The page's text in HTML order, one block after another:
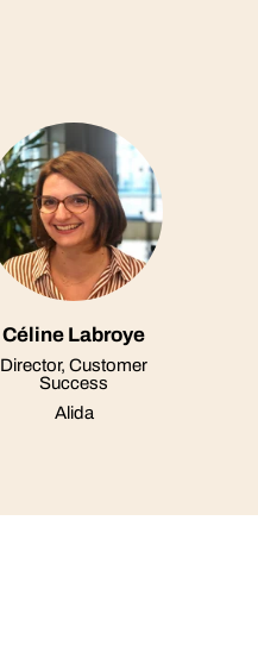
Céline Labroye
Director, Customer
Success
Alida